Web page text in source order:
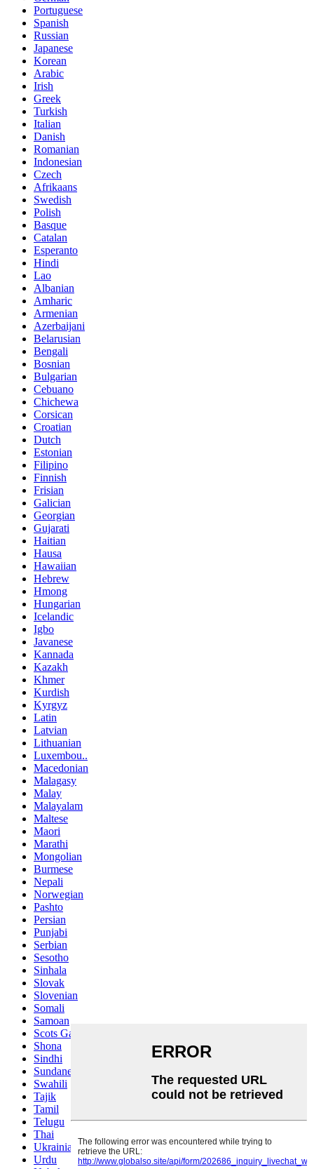
Portuguese
Spanish
Russian
Japanese
Korean
Arabic
Irish
Greek
Turkish
Italian
Danish
Romanian
Indonesian
Czech
Afrikaans
Swedish
Polish
Basque
Catalan
Esperanto
Hindi
Lao
Albanian
Amharic
Armenian
Azerbaijani
Belarusian
Bengali
Bosnian
Bulgarian
Cebuano
Chichewa
Corsican
Croatian
Dutch
Estonian
Filipino
Finnish
Frisian
Galician
Georgian
Gujarati
Haitian
Hausa
Hawaiian
Hebrew
Hmong
Hungarian
Icelandic
Igbo
Javanese
Kannada
Kazakh
Khmer
Kurdish
Kyrgyz
Latin
Latvian
Lithuanian
Luxembou..
Macedonian
Malagasy
Malay
Malayalam
Maltese
Maori
Marathi
Mongolian
Burmese
Nepali
Norwegian
Pashto
Persian
Punjabi
Serbian
Sesotho
Sinhala
Slovak
Slovenian
Somali
Samoan
Scots Gaelic
Shona
Sindhi
Sundanese
Swahili
Tajik
Tamil
Telugu
Thai
Ukrainian
Urdu